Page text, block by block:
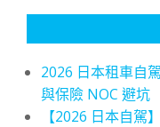
2026 日本租車自
與保險 NOC 避坑
【2026 日本自駕